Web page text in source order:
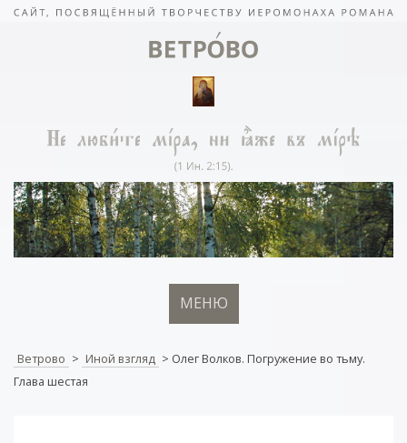
МЕНЮ
Ветрово > Иной взгляд > Олег Волков. Погружение во тьму.
Глава шестая